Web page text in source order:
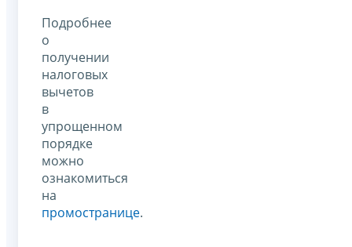
Подробнее
о
получении
налоговых
вычетов
в
упрощенном
порядке
можно
ознакомиться
на
промостранице.